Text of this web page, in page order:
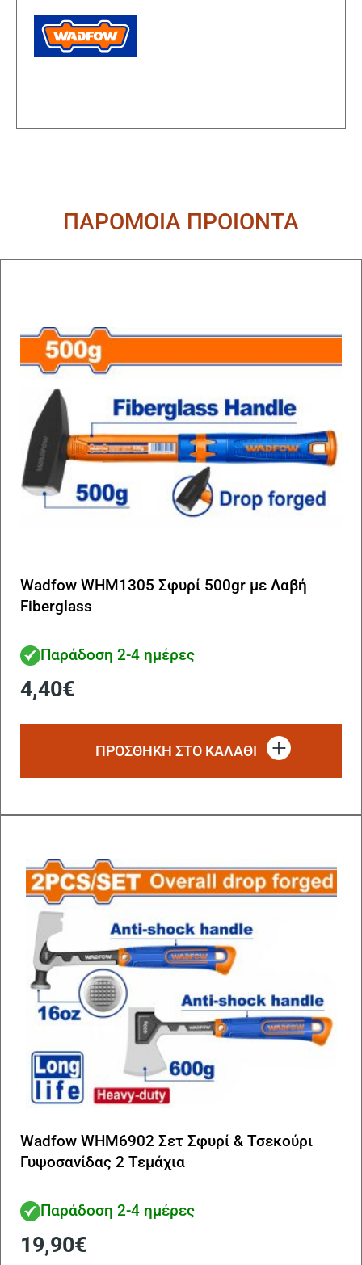
ΠΑΡΟΜΟΙΑ ΠΡΟΙΟΝΤΑ
Wadfow WHM1305 Σφυρί 500gr με Λαβή
Fiberglass
Παράδοση 2-4 ημέρες
4,40€
ΠΡΟΣΘΗΚΗ ΣΤΟ ΚΑΛΑΘΙ
Wadfow WHM6902 Σετ Σφυρί & Τσεκούρι
Γυψοσανίδας 2 Τεμάχια
Παράδοση 2-4 ημέρες
19,90€